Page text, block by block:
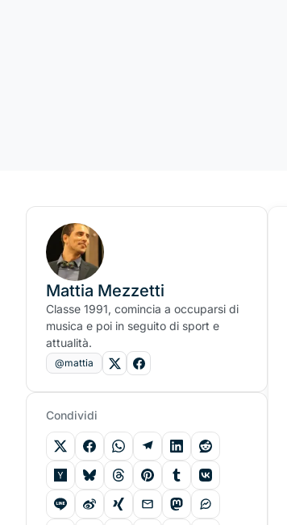
Mattia Mezzetti
Classe 1991, comincia a occuparsi di
musica e poi in seguito di sport e
attualità.
@mattia
Condividi